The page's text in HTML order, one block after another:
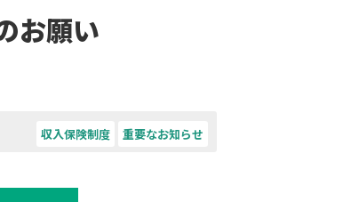
お願い
収入保険制度 重要なお知らせ